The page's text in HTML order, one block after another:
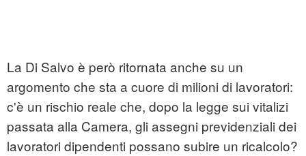
La Di Salvo è però ritornata anche su un
argomento che sta a cuore di milioni di lavoratori:
c'è un rischio reale che, dopo la legge sui vitalizi
passata alla Camera, gli assegni previdenziali dei
lavoratori dipendenti possano subire un ricalcolo?